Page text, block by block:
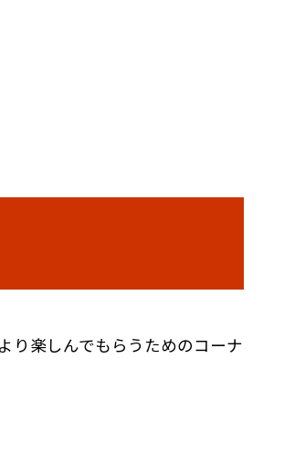
り楽しんでもらうためのコーナ